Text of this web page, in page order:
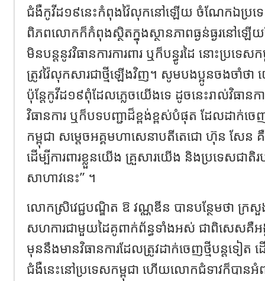
ជំងឺកូវីដ១៩នេះកំពុងវ៉ៃលុកនៅឡើយ ចំណែកឯប្រទ
ពិភពលោកក៏កំពុងស្ថិតក្នុងស្ថានភាពធ្ងន់ធ្ងរនៅឡើយ
មិនបន្តនូវវិធានការការពារ ឬក៏បន្ធូរដៃ នោះប្រទេ
ត្រូវវ៉ៃលុកសារជាថ្មីឡើងវិញ។ សូមបងប្អូនចងចាំថា
ប៉ុន្តែកូវីដ១៩ពុំដែលភ្លេចយើងទេ ដូចនេះរាល់វិធាន
វិធានការ ឬក៏បទបញ្ជាដ៏ខ្ពង់ខ្ពស់បំផុត ដែលដាក់ចេ
កម្ពុជា សម្តេចអគ្គមហាសេនាបតីតេជោ ហ៊ុន សែន គឺ
ដើម្បីការពារខ្លួនយើង គ្រួសារយើង និងប្រទេសជា
សាហាវនេះ” ។
លោកស្រិវេជ្ជបណ្ឌិត ឱ វណ្ណឌីន បានបន្ថែមថា ក្រ
សហការជាមួយដៃគូពាក់ព័ន្ធទាំងអស់ ជាពិសេសគឺ
មុននឹងមានវិធានការដែលត្រូវដាក់ចេញថ្មីបន្តទៀត ដើ
ជំងឺនេះនៅប្រទេសកម្ពុជា ហើយលោកជំទាវក៏បានអំព